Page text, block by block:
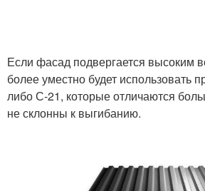
Если фасад подвергается высоким
более уместно будет использовать
либо С-21, которые отличаются
не склонны к выгибанию.